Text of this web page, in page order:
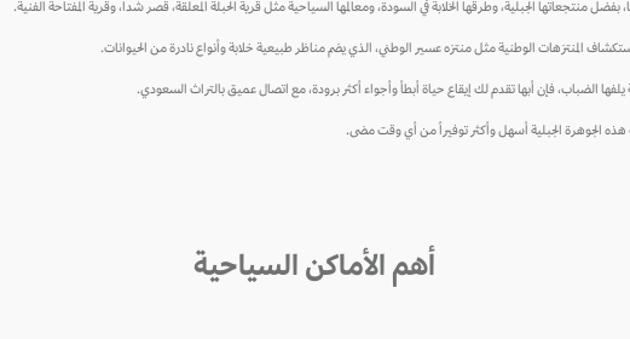
الجبلية، وطرقها الخلابة في السودة، ومعالمها السياحية مثل قرية الحبلة المعلقة، قصر شدا، وقرية المفتاحة الفنية.
المنتزهات الوطنية مثل منتزه عسير الوطني، الذي يضم مناظر طبيعية خلابة وأنواع نادرة من الحيوانات.
الضباب، فإن أبها تقدم لك إيقاع حياة أبطأ وأجواء أكثر برودة، مع اتصال عميق بالتراث السعودي.
الجوهرة الجبلية أسهل وأكثر توفيراً من أي وقت مضى.
أهم الأماكن السياحية